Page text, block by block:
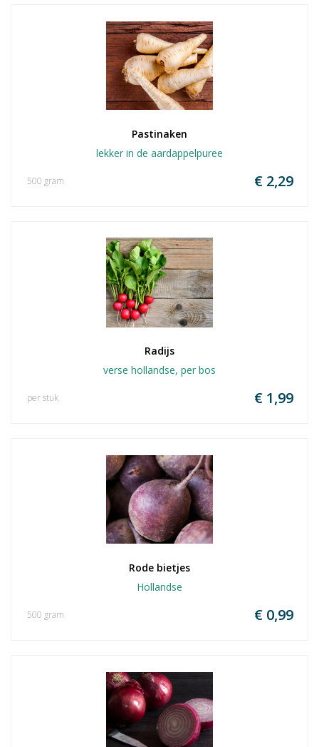
Pastinaken
lekker in de aardappelpuree
€ 2,29
500 gram
Radijs
verse hollandse, per bos
€ 1,99
per stuk
Rode bietjes
Hollandse
€ 0,99
500 gram